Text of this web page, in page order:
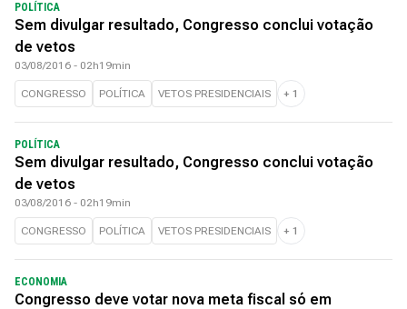
POLÍTICA
Sem divulgar resultado, Congresso conclui votação
de vetos
03/08/2016 - 02h19min
CONGRESSO POLÍTICA VETOS PRESIDENCIAIS + 1
POLÍTICA
Sem divulgar resultado, Congresso conclui votação
de vetos
03/08/2016 - 02h19min
CONGRESSO POLÍTICA VETOS PRESIDENCIAIS + 1
ECONOMIA
Congresso deve votar nova meta fiscal só em